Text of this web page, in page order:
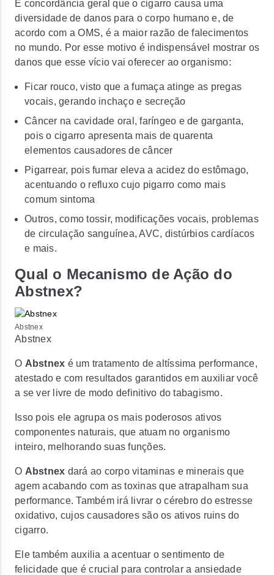
É concordância geral que o cigarro causa uma
diversidade de danos para o corpo humano e, de
acordo com a OMS, é a maior razão de falecimentos
no mundo. Por esse motivo é indispensável mostrar os
danos que esse vício vai oferecer ao organismo:
Ficar rouco, visto que a fumaça atinge as pregas
vocais, gerando inchaço e secreção
Câncer na cavidade oral, faríngeo e de garganta,
pois o cigarro apresenta mais de quarenta
elementos causadores de câncer
Pigarrear, pois fumar eleva a acidez do estômago,
acentuando o refluxo cujo pigarro como mais
comum sintoma
Outros, como tossir, modificações vocais, problemas
de circulação sanguínea, AVC, distúrbios cardíacos
e mais.
Qual o Mecanismo de Ação do
Abstnex?
Abstnex
Abstnex
O Abstnex é um tratamento de altíssima performance,
atestado e com resultados garantidos em auxiliar você
a se ver livre de modo definitivo do tabagismo.
Isso pois ele agrupa os mais poderosos ativos
componentes naturais, que atuam no organismo
inteiro, melhorando suas funções.
O Abstnex dará ao corpo vitaminas e minerais que
agem acabando com as toxinas que atrapalham sua
performance. Também irá livrar o cérebro do estresse
oxidativo, cujos causadores são os ativos ruins do
cigarro.
Ele também auxilia a acentuar o sentimento de
felicidade que é crucial para controlar a ansiedade